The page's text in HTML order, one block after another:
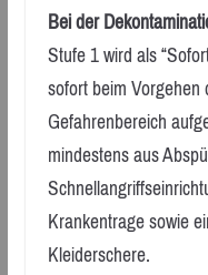
Bei der
Stufe 1 wird als
sofort beim
Gefahrenbereich
mindestens aus
Krankentrage sowie
Kleiderschere.